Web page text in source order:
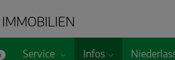
Service Infos